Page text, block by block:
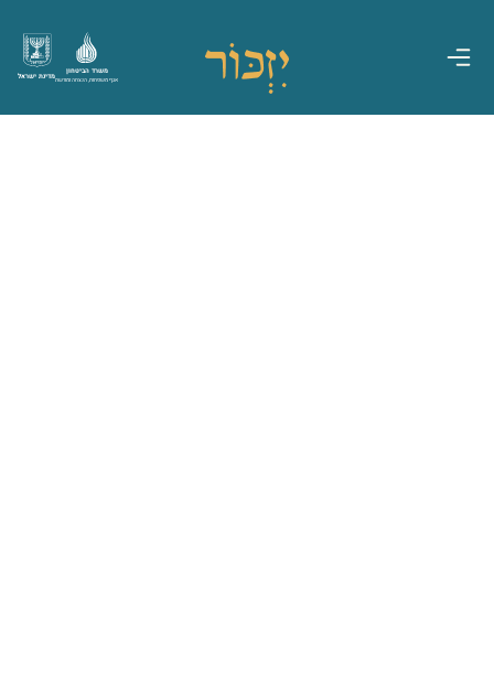
מדינת ישראל
משרד הביטחון
אגף משפחות, הנצחה ומורשת